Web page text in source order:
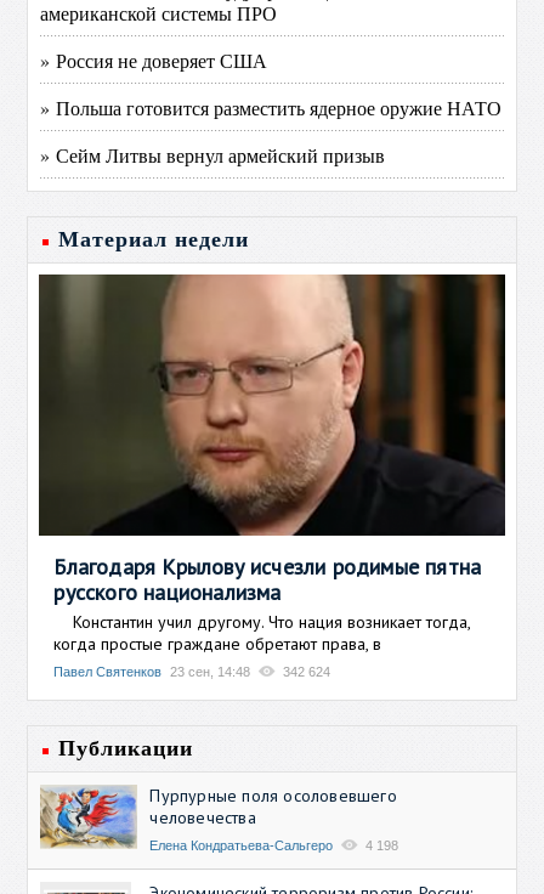
американской системы ПРО
» Россия не доверяет США
» Польша готовится разместить ядерное оружие НАТО
» Сейм Литвы вернул армейский призыв
Материал недели
Благодаря Крылову исчезли родимые пятна
русского национализма
Константин учил другому. Что нация возникает тогда,
когда простые граждане обретают права, в
Павел Святенков 23 сен, 14:48 342 624
Публикации
Пурпурные поля осоловевшего
человечества
Елена Кондратьева-Сальгеро 4 198